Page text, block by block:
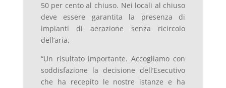
50 per cento al chiuso. Nei locali al chiuso
deve essere garantita la presenza di
impianti di aerazione senza ricircolo
dell’aria.
“Un risultato importante. Accogliamo con
soddisfazione la decisione dell’Esecutivo
che ha recepito le nostre istanze e ha